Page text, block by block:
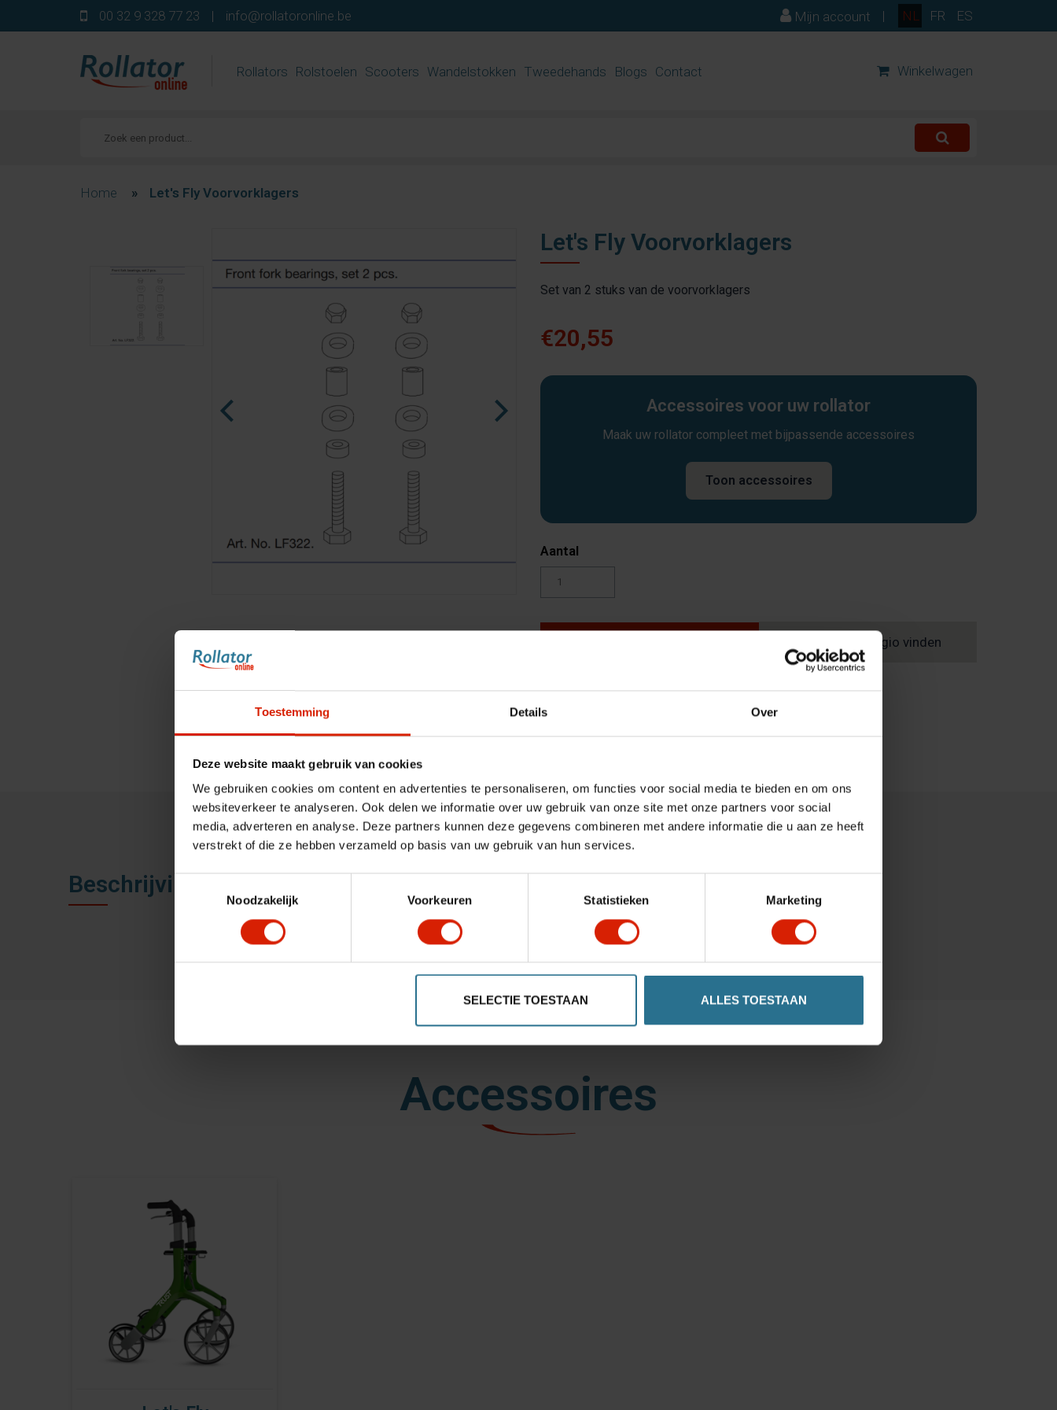
Toestemming Details Over
Deze website maakt gebruik van cookies
We gebruiken cookies om content en advertenties te personaliseren, om functies voor social media te bieden en om ons
websiteverkeer te analyseren. Ook delen we informatie over uw gebruik van onze site met onze partners voor social
media, adverteren en analyse. Deze partners kunnen deze gegevens combineren met andere informatie die u aan ze heeft
verstrekt of die ze hebben verzameld op basis van uw gebruik van hun services.
Noodzakelijk
Voorkeuren Statistieken Marketing
SELECTIE TOESTAAN ALLES TOESTAAN
00 32 9 328 77 23 | info@rollatoronline.be NL FR ES
Mijn account |
Rollators Rolstoelen Scooters Wandelstokken Tweedehands Blogs Contact Winkelwagen
Home » Let's Fly Voorvorklagers
Let's Fly Voorvorklagers
Set van 2 stuks van de voorvorklagers
€20,55
Accessoires voor uw rollator
Maak uw rollator compleet met bijpassende accessoires
Toon accessoires
Aantal
Winkel in uw regio vinden
Beschrijving
Accessoires